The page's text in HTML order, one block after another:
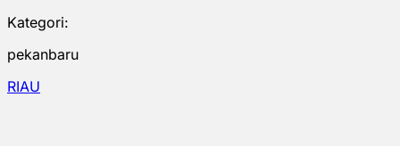
Kategori:
pekanbaru
RIAU